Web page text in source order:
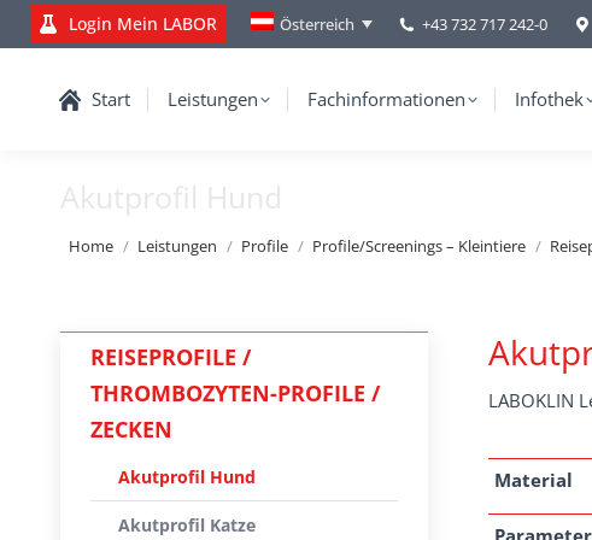
Login Mein LABOR Österreich +43 732 717 242-0
Start Leistungen Fachinformationen Infothek
Akutprofil Hund
You are here:
Home Leistungen Profile Profile/Screenings – Kleintiere
LABOKLIN
Material
Parameter
REISEPROFILE /
THROMBOZYTEN-PROFILE /
ZECKEN
Akutprofil Hund
Akutprofil Katze